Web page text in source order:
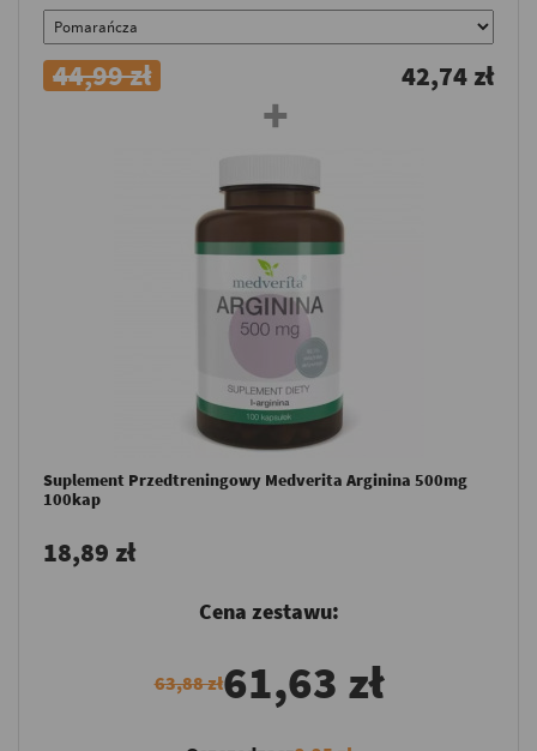
44,99 zł 42,74 zł
Suplement Przedtreningowy Medverita Arginina 500mg
100kap
18,89 zł
Cena zestawu:
63,88 zł61,63 zł